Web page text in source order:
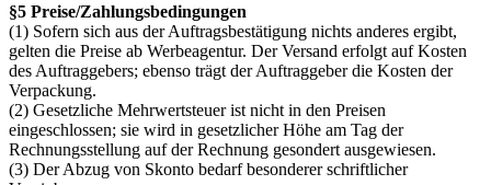
§5 Preise/Zahlungsbedingungen
(1) Sofern sich aus der Auftragsbestätigung nichts anderes ergibt,
gelten die Preise ab Werbeagentur. Der Versand erfolgt auf Kosten
des Auftraggebers; ebenso trägt der Auftraggeber die Kosten der
Verpackung.
(2) Gesetzliche Mehrwertsteuer ist nicht in den Preisen
eingeschlossen; sie wird in gesetzlicher Höhe am Tag der
Rechnungsstellung auf der Rechnung gesondert ausgewiesen.
(3) Der Abzug von Skonto bedarf besonderer schriftlicher